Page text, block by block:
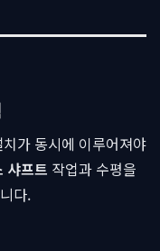
가 동시에 이루어져야
샤프트 작업과 수평을
다.